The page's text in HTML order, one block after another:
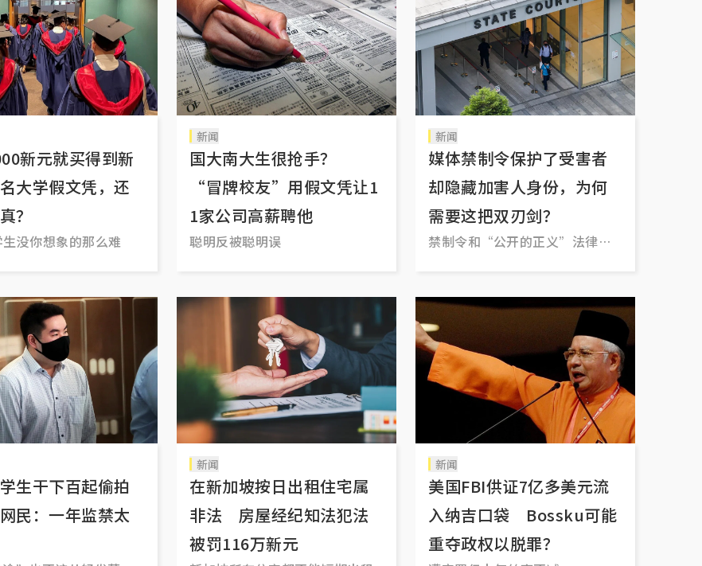
新元就买得到新
大学假文凭，还
？
没你想象的那么难
新闻
国大南大生很抢手？
“冒牌校友”用假文凭让1
1家公司高薪聘他
聪明反被聪明误
新闻
媒体禁制令保护了受害者
却隐藏加害人身份，为何
需要这把双刃剑？
禁制令和“公开的正义”法律原
生干下百起偷拍
民：一年监禁太
新闻
在新加坡按日出租住宅属
非法 房屋经纪知法犯法
被罚116万新元
新闻
美国FBI供证7亿多美元流
入纳吉口袋 Bossku可能
重夺政权以脱罪？